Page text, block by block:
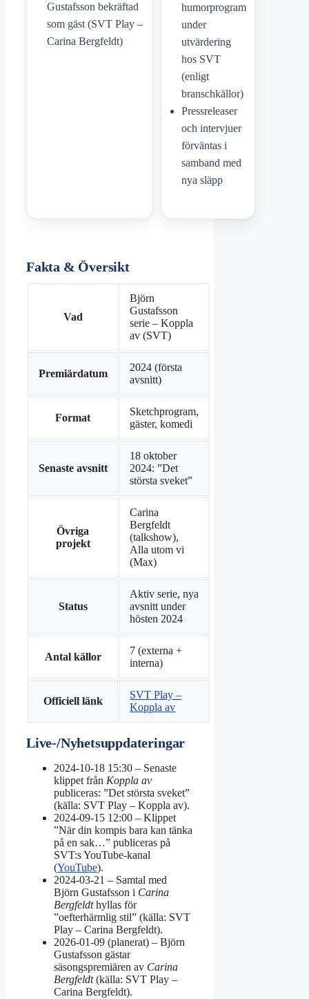
Gustafsson bekräftad
som gäst (SVT Play –
Carina Bergfeldt)
humorprogram
under
utvärdering
hos SVT
(enligt
branschkällor)
Pressreleaser
och intervjuer
förväntas i
samband med
nya släpp
Fakta & Översikt
Vad
Björn
Gustafsson
serie – Koppla
av (SVT)
Premiärdatum
2024 (första
avsnitt)
Format
Sketchprogram,
gäster, komedi
Senaste avsnitt
18 oktober
2024: ”Det
största sveket”
Övriga
projekt
Carina
Bergfeldt
(talkshow),
Alla utom vi
(Max)
Status
Aktiv serie, nya
avsnitt under
hösten 2024
Antal källor
7 (externa +
interna)
Officiell länk
SVT Play –
Koppla av
Live-/Nyhetsuppdateringar
2024-10-18 15:30 – Senaste
klippet från Koppla av
publiceras: ”Det största sveket”
(källa: SVT Play – Koppla av).
2024-09-15 12:00 – Klippet
”När din kompis bara kan tänka
på en sak…” publiceras på
SVT:s YouTube-kanal
(YouTube).
2024-03-21 – Samtal med
Björn Gustafsson i Carina
Bergfeldthyllas för
”oefterhärmlig stil” (källa: SVT
Play – Carina Bergfeldt).
2026-01-09 (planerat) – Björn
Gustafsson gästar
säsongspremiären av Carina
Bergfeldt(källa: SVT Play –
Carina Bergfeldt).